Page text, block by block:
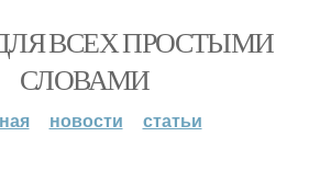
ВСЕХ ПРОСТЫМИ
СЛОВАМИ
новости статьи